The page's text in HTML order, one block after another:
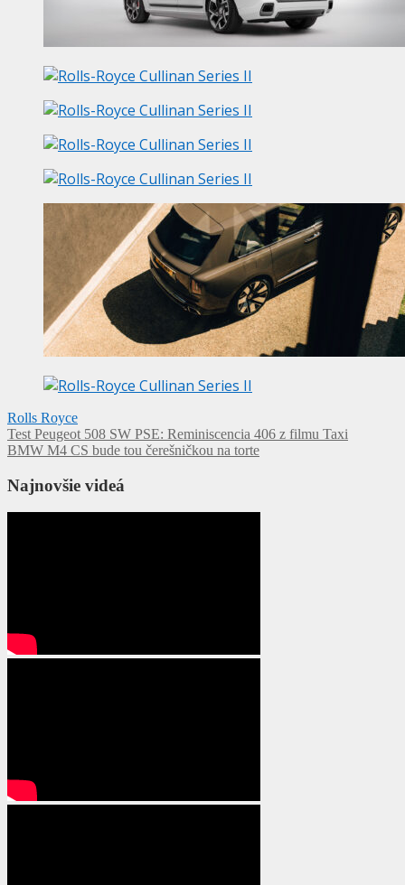
Rolls Royce
Navigácia
v
článku
Test Peugeot 508 SW PSE: Reminiscencia 406 z filmu Taxi
BMW M4 CS bude tou čerešničkou na torte
Najnovšie videá